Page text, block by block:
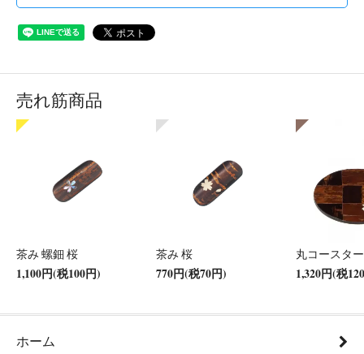
売れ筋商品
茶み 螺鈿 桜
1,100円(税100円)
茶み 桜
770円(税70円)
丸コースタ
1,320円(税
ホーム